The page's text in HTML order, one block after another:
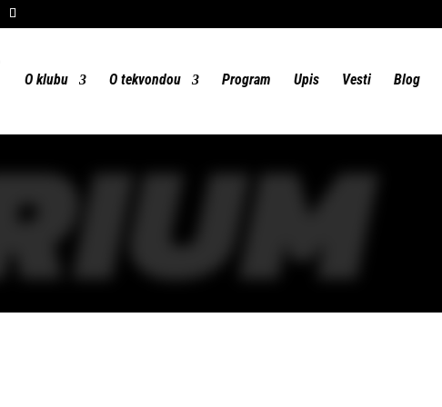
O klubu O tekvondou Program Upis Vesti Blog